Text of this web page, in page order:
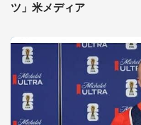
ツ」米メディア